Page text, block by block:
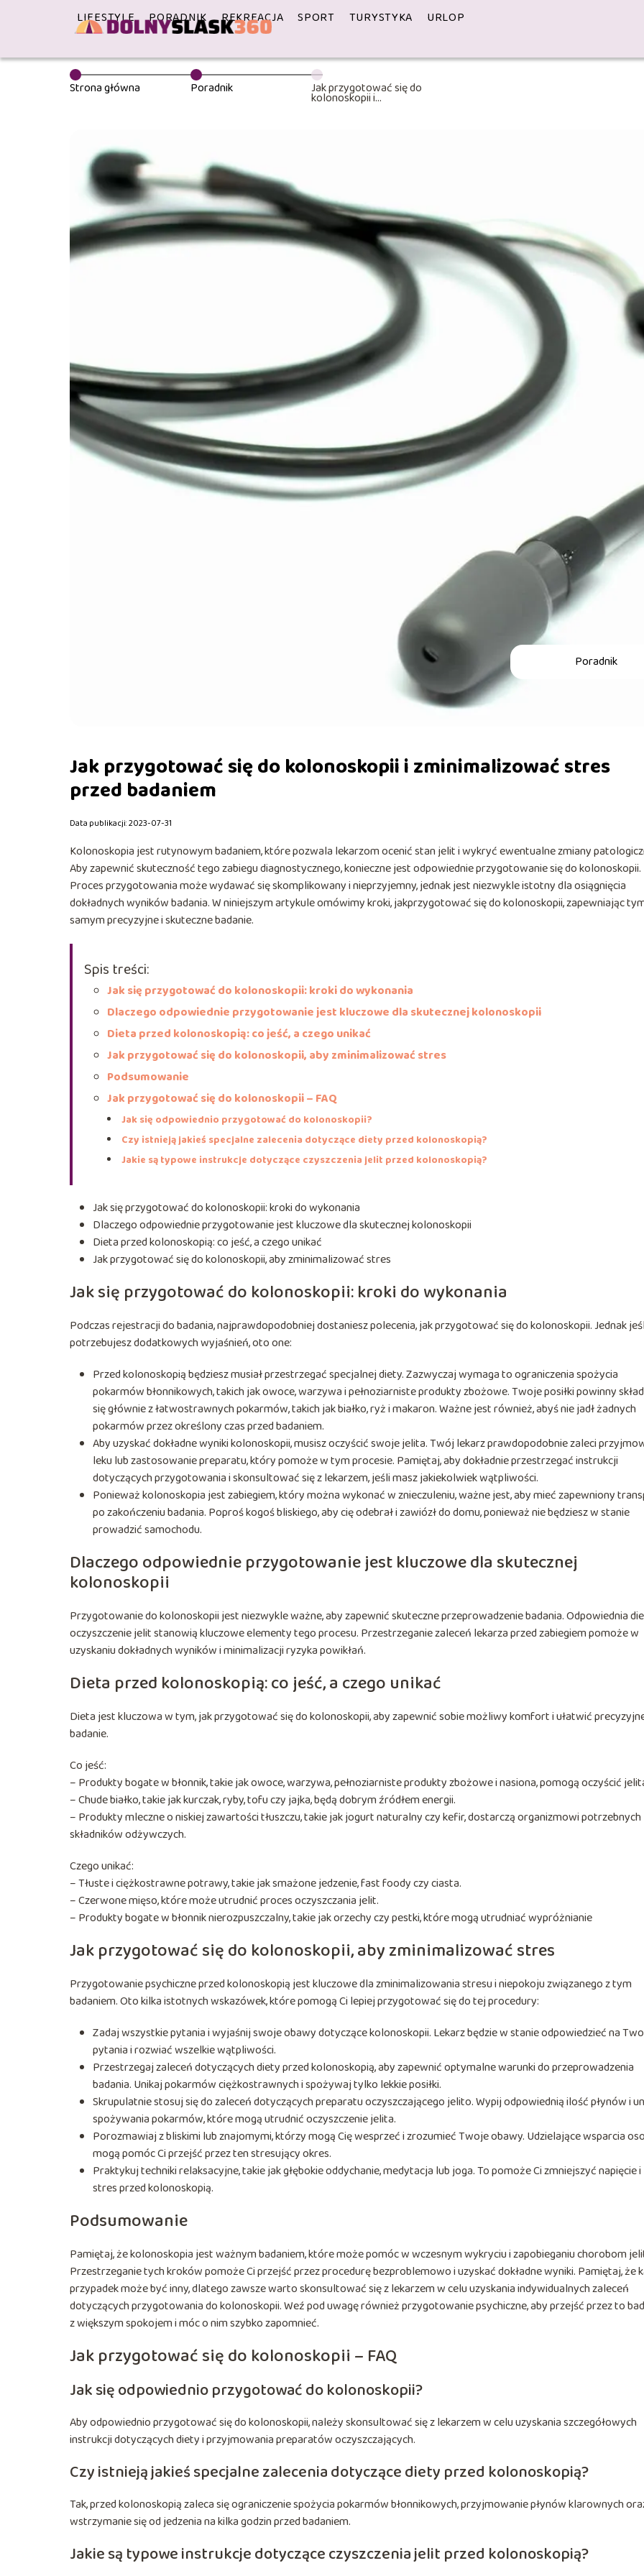
LIFESTYLE PORADNIK REKREACJA SPORT TURYSTYKA URLOP
Strona główna Poradnik Jak przygotować się do
kolonoskopii i
zminimalizować stres przed
Poradnik
Jak przygotować się do kolonoskopii i zminimalizować stres
przed badaniem
Data publikacji: 2023-07-31
Kolonoskopia jest rutynowym badaniem, które pozwala lekarzom ocenić stan jelit i wykryć ewentualne zmiany
Aby zapewnić skuteczność tego zabiegu diagnostycznego, konieczne jest odpowiednie przygotowanie się do kolonoskopii.
Proces przygotowania może wydawać się skomplikowany i nieprzyjemny, jednak jest niezwykle istotny dla osiągnięcia
dokładnych wyników badania. W niniejszym artykule omówimy kroki, jakprzygotować się do kolonoskopii, zapewniając
samym precyzyjne i skuteczne badanie.
Spis treści:
Jak się przygotować do kolonoskopii: kroki do wykonania
Dlaczego odpowiednie przygotowanie jest kluczowe dla skutecznej kolonoskopii
Dieta przed kolonoskopią: co jeść, a czego unikać
Jak przygotować się do kolonoskopii, aby zminimalizować stres
Podsumowanie
Jak przygotować się do kolonoskopii – FAQ
Jak się odpowiednio przygotować do kolonoskopii?
Czy istnieją jakieś specjalne zalecenia dotyczące diety przed kolonoskopią?
Jakie są typowe instrukcje dotyczące czyszczenia jelit przed kolonoskopią?
Jak się przygotować do kolonoskopii: kroki do wykonania
Dlaczego odpowiednie przygotowanie jest kluczowe dla skutecznej kolonoskopii
Dieta przed kolonoskopią: co jeść, a czego unikać
Jak przygotować się do kolonoskopii, aby zminimalizować stres
Jak się przygotować do kolonoskopii: kroki do wykonania
Podczas rejestracji do badania, najprawdopodobniej dostaniesz polecenia, jak przygotować się do kolonoskopii. Jednak
potrzebujesz dodatkowych wyjaśnień, oto one:
Przed kolonoskopią będziesz musiał przestrzegać specjalnej diety. Zazwyczaj wymaga to ograniczenia spożycia
pokarmów błonnikowych, takich jak owoce, warzywa i pełnoziarniste produkty zbożowe. Twoje posiłki powinny
się głównie z łatwostrawnych pokarmów, takich jak białko, ryż i makaron. Ważne jest również, abyś nie jadł żadnych
pokarmów przez określony czas przed badaniem.
Aby uzyskać dokładne wyniki kolonoskopii, musisz oczyścić swoje jelita. Twój lekarz prawdopodobnie zaleci
leku lub zastosowanie preparatu, który pomoże w tym procesie. Pamiętaj, aby dokładnie przestrzegać instrukcji
dotyczących przygotowania i skonsultować się z lekarzem, jeśli masz jakiekolwiek wątpliwości.
Ponieważ kolonoskopia jest zabiegiem, który można wykonać w znieczuleniu, ważne jest, aby mieć zapewniony
po zakończeniu badania. Poproś kogoś bliskiego, aby cię odebrał i zawiózł do domu, ponieważ nie będziesz w stanie
prowadzić samochodu.
Dlaczego odpowiednie przygotowanie jest kluczowe dla skutecznej
kolonoskopii
Przygotowanie do kolonoskopii jest niezwykle ważne, aby zapewnić skuteczne przeprowadzenie badania. Odpowiednia
oczyszczenie jelit stanowią kluczowe elementy tego procesu. Przestrzeganie zaleceń lekarza przed zabiegiem pomoże w
uzyskaniu dokładnych wyników i minimalizacji ryzyka powikłań.
Dieta przed kolonoskopią: co jeść, a czego unikać
Dieta jest kluczowa w tym, jak przygotować się do kolonoskopii, aby zapewnić sobie możliwy komfort i ułatwić
badanie.
Co jeść:
– Produkty bogate w błonnik, takie jak owoce, warzywa, pełnoziarniste produkty zbożowe i nasiona, pomogą oczyścić
– Chude białko, takie jak kurczak, ryby, tofu czy jajka, będą dobrym źródłem energii.
– Produkty mleczne o niskiej zawartości tłuszczu, takie jak jogurt naturalny czy kefir, dostarczą organizmowi potrzebnych
składników odżywczych.
Czego unikać:
– Tłuste i ciężkostrawne potrawy, takie jak smażone jedzenie, fast foody czy ciasta.
– Czerwone mięso, które może utrudnić proces oczyszczania jelit.
– Produkty bogate w błonnik nierozpuszczalny, takie jak orzechy czy pestki, które mogą utrudniać wypróżnianie
Jak przygotować się do kolonoskopii, aby zminimalizować stres
Przygotowanie psychiczne przed kolonoskopią jest kluczowe dla zminimalizowania stresu i niepokoju związanego z tym
badaniem. Oto kilka istotnych wskazówek, które pomogą Ci lepiej przygotować się do tej procedury:
Zadaj wszystkie pytania i wyjaśnij swoje obawy dotyczące kolonoskopii. Lekarz będzie w stanie odpowiedzieć na
pytania i rozwiać wszelkie wątpliwości.
Przestrzegaj zaleceń dotyczących diety przed kolonoskopią, aby zapewnić optymalne warunki do przeprowadzenia
badania. Unikaj pokarmów ciężkostrawnych i spożywaj tylko lekkie posiłki.
Skrupulatnie stosuj się do zaleceń dotyczących preparatu oczyszczającego jelito. Wypij odpowiednią ilość płynów i
spożywania pokarmów, które mogą utrudnić oczyszczenie jelita.
Porozmawiaj z bliskimi lub znajomymi, którzy mogą Cię wesprzeć i zrozumieć Twoje obawy. Udzielające wsparcia
mogą pomóc Ci przejść przez ten stresujący okres.
Praktykuj techniki relaksacyjne, takie jak głębokie oddychanie, medytacja lub joga. To pomoże Ci zmniejszyć napięcie i
stres przed kolonoskopią.
Podsumowanie
Pamiętaj, że kolonoskopia jest ważnym badaniem, które może pomóc w wczesnym wykryciu i zapobieganiu chorobom
Przestrzeganie tych kroków pomoże Ci przejść przez procedurę bezproblemowo i uzyskać dokładne wyniki. Pamiętaj, że
przypadek może być inny, dlatego zawsze warto skonsultować się z lekarzem w celu uzyskania indywidualnych zaleceń
dotyczących przygotowania do kolonoskopii. Weź pod uwagę również przygotowanie psychiczne, aby przejść przez to
z większym spokojem i móc o nim szybko zapomnieć.
Jak przygotować się do kolonoskopii – FAQ
Jak się odpowiednio przygotować do kolonoskopii?
Aby odpowiednio przygotować się do kolonoskopii, należy skonsultować się z lekarzem w celu uzyskania szczegółowych
instrukcji dotyczących diety i przyjmowania preparatów oczyszczających.
Czy istnieją jakieś specjalne zalecenia dotyczące diety przed kolonoskopią?
Tak, przed kolonoskopią zaleca się ograniczenie spożycia pokarmów błonnikowych, przyjmowanie płynów klarownych
wstrzymanie się od jedzenia na kilka godzin przed badaniem.
Jakie są typowe instrukcje dotyczące czyszczenia jelit przed kolonoskopią?